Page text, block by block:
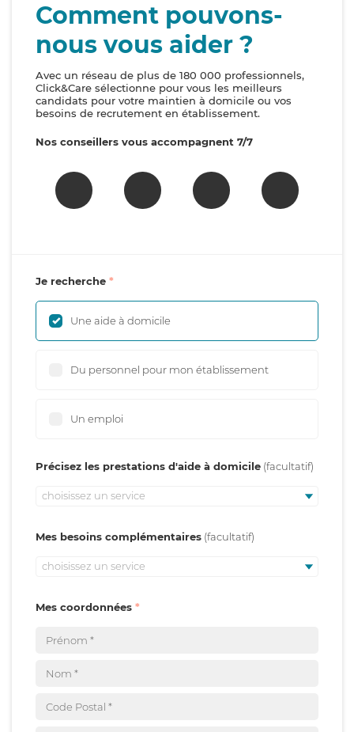
Comment pouvons-
nous vous aider ?
Avec un réseau de plus de 180 000 professionnels,
Click&Care sélectionne pour vous les meilleurs
candidats pour votre maintien à domicile ou vos
besoins de recrutement en établissement.
Nos conseillers vous accompagnent 7/7
Je recherche
Une aide à domicile
Du personnel pour mon établissement
Un emploi
Précisez les prestations d'aide à domicile
choisissez un service
Mes besoins complémentaires
choisissez un service
Mes coordonnées